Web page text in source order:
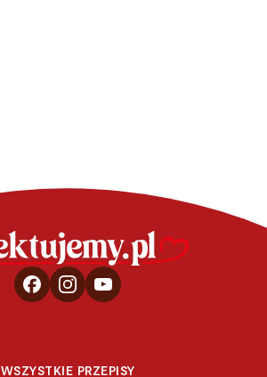
WSZYSTKIE PRZEPISY